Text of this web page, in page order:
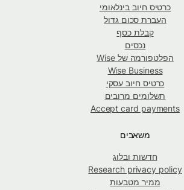
כרטיס חיוב בינלאומי
העברת סכום גדול
קבלת כסף
נכסים
הפלטפורמה של Wise
Wise Business
כרטיס חיוב עסקי
תשלומים מרובים
Accept card payments
משאבים
חדשות ובלוג
Research privacy policy
ממיר מטבעות